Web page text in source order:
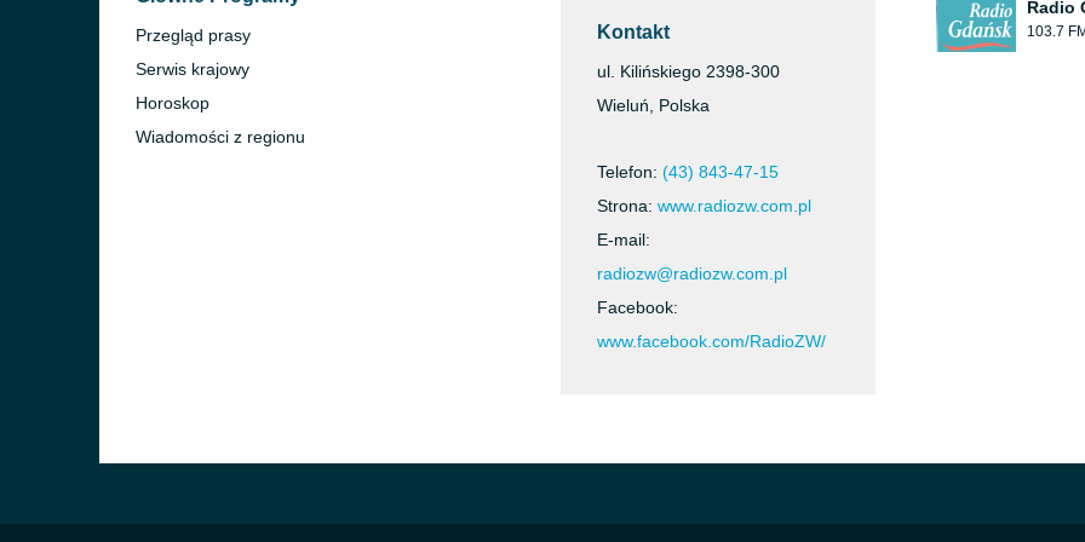
Przegląd prasy
Serwis krajowy
Horoskop
Wiadomości z regionu
Kontakt
ul. Kilińskiego 2398-300
Wieluń, Polska
Telefon: (43) 843-47-15
Strona: www.radiozw.com.pl
E-mail:
radiozw@radiozw.com.pl
Facebook:
www.facebook.com/RadioZW/
Radio
103.7 FM